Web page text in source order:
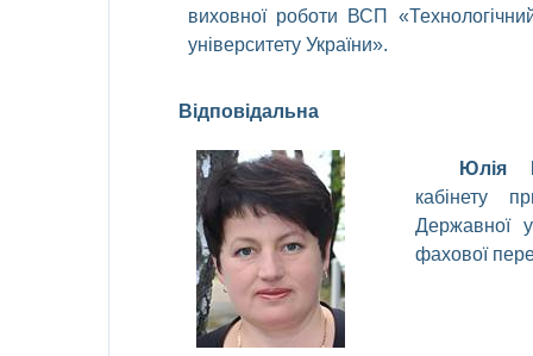
виховної роботи ВСП «
університету України».
Відповідальна
Юлія
кабінету
Державної
фахової